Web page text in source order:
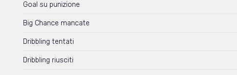
Goal su punizione
Big Chance mancate
Dribbling tentati
Dribbling riusciti